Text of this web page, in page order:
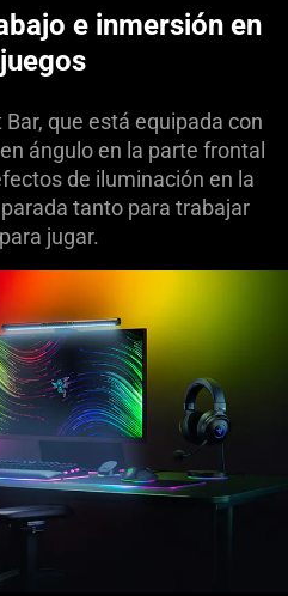
e inmersión en
que está equipada con
ángulo en la parte frontal
de iluminación en la
tanto para trabajar
jugar.